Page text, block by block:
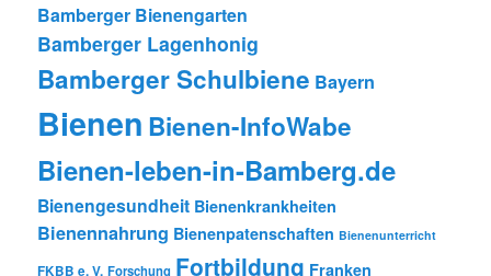
Bamberger Bienengarten
Bamberger Lagenhonig
Bamberger Schulbiene Bayern
Bienen Bienen-InfoWabe
Bienen-leben-in-Bamberg.de
Bienengesundheit Bienenkrankheiten
Bienennahrung Bienenpatenschaften Bienenunterricht
FKBB e. V. Forschung Fortbildung Franken